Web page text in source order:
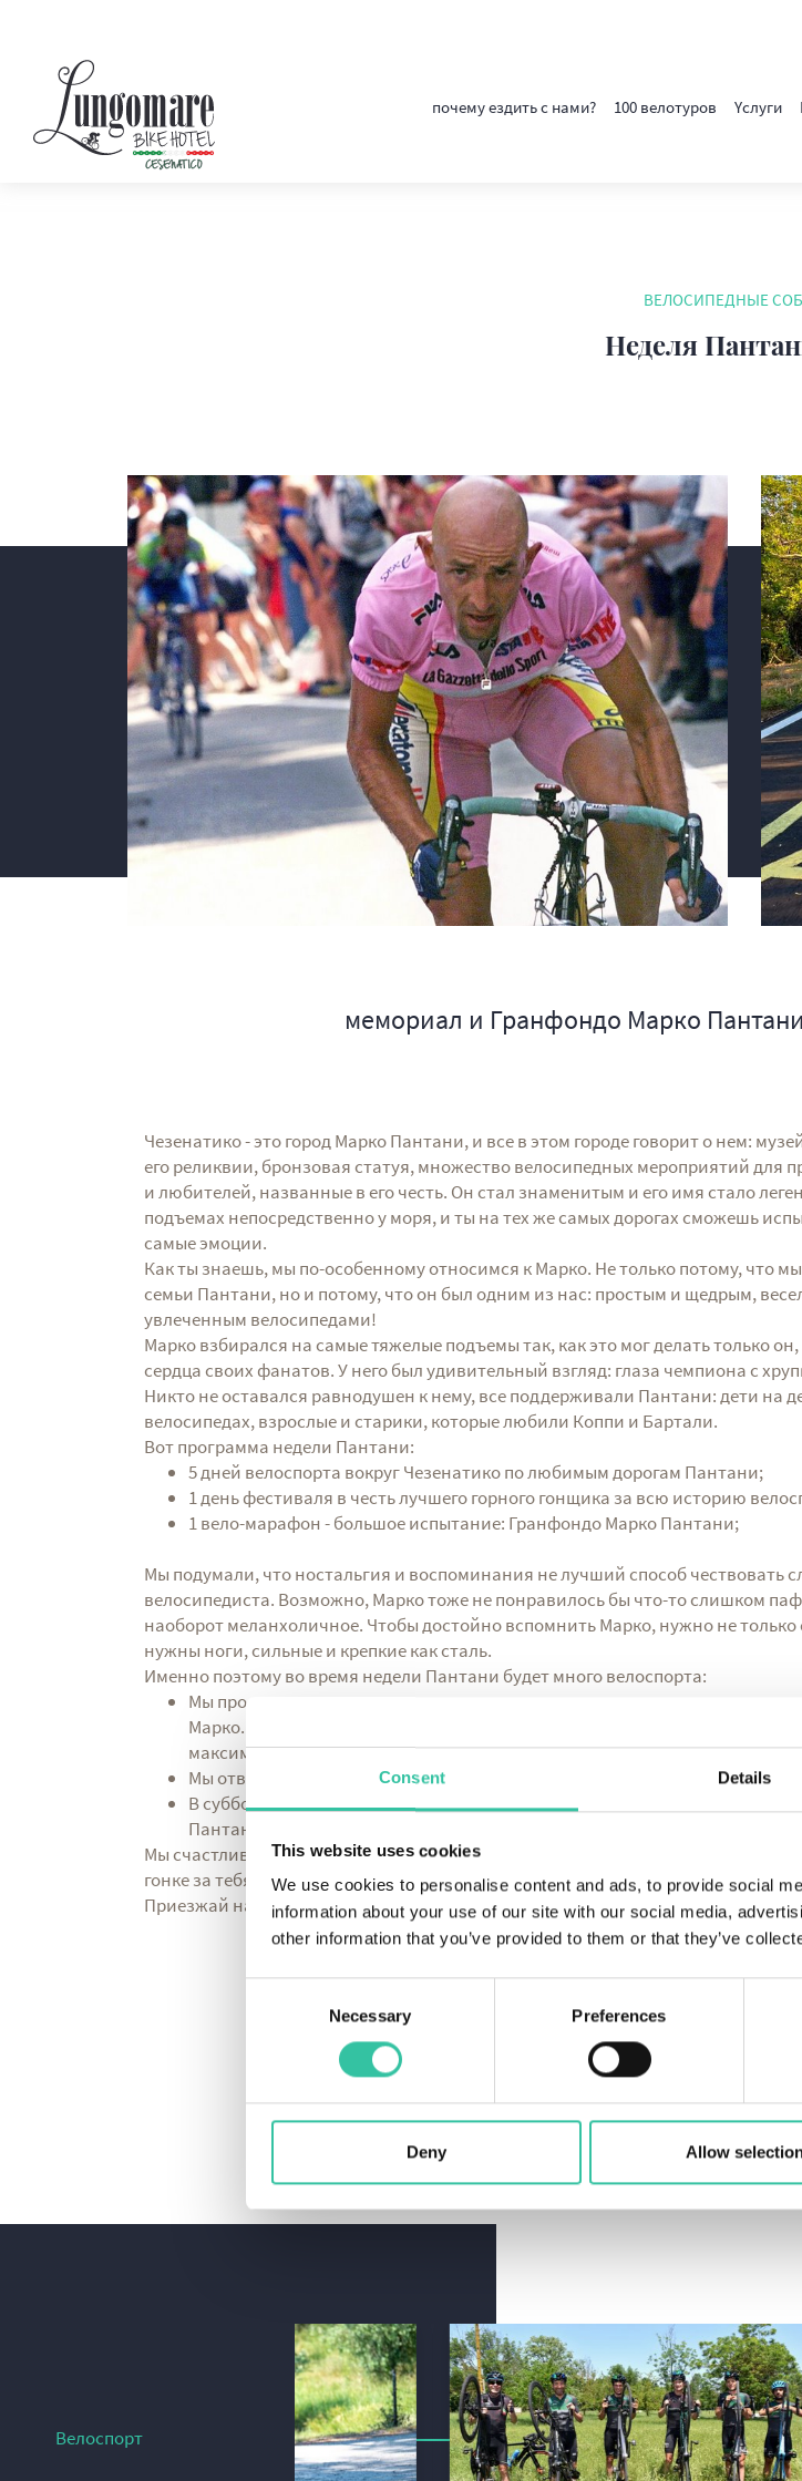
Consent Details
This website uses cookies
We use cookies to personalise content and ads, to provide social
information about your use of our site with our social media,
other information that you’ve provided to them or that they’ve
Necessary Preferences
Deny Allow
почему ездить с нами? 100 велотуров Yслуги
ВЕЛОСИПЕДНЫЕ
Неделя
мемориал и Гранфондо Марко
Чезенатико - это город Марко Пантани, и все в этом городе говорит о нем:
его реликвии, бронзовая статуя, множество велосипедных мероприятий для
и любителей, названные в его честь. Он стал знаменитым и его имя стало
подъемах непосредственно у моря, и ты на тех же самых дорогах сможешь
самые эмоции.
Как ты знаешь, мы по-особенному относимся к Марко. Не только потому, что
семьи Пантани, но и потому, что он был одним из нас: простым и щедрым,
увлеченным велосипедами!
Марко взбирался на самые тяжелые подъемы так, как это мог делать только
сердца своих фанатов. У него был удивительный взгляд: глаза чемпиона с
Никто не оставался равнодушен к нему, все поддерживали Пантани: дети на
велосипедах, взрослые и старики, которые любили Коппи и Бартали.
Вот программа недели Пантани:
5 дней велоспорта вокруг Чезенатико по любимым дорогам Пантани;
1 день фестиваля в честь лучшего горного гонщика за всю историю
1 вело-марафон - большое испытание: Гранфондо Марко Пантани;
Мы подумали, что ностальгия и воспоминания не лучший способ чествовать
велосипедиста. Возможно, Марко тоже не понравилось бы что-то слишком
наоборот меланхоличное. Чтобы достойно вспомнить Марко, нужно не только
нужны ноги, сильные и крепкие как сталь.
Именно поэтому во время недели Пантани будет много велоспорта:
Мы проедем по тем же самым дорогам и по тем же улицам, на которых
Марко. Мы вместе проедем по легендарному Чиппо: 4,9 км со средним
максимальным уклоном 28,5%;
Мы отвезем тебя в фантастический музей Пантани;
В суббота 12 сентября весь город будет окрашен в желтый цвет, чтобы
Пантани и именно в этот день будет вело-марафон и фестиваль пре-
Мы счастливы быть партнером мероприятия, мы можем провести процедуру
гонке за тебя.
Приезжай на праздник в честь лучшего горного гонщика за всю историю
Запросить цену
Велоспорт